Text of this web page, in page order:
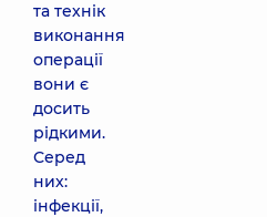
та технік
виконання
операції
вони є
досить
рідкими.
Серед
них:
інфекції,